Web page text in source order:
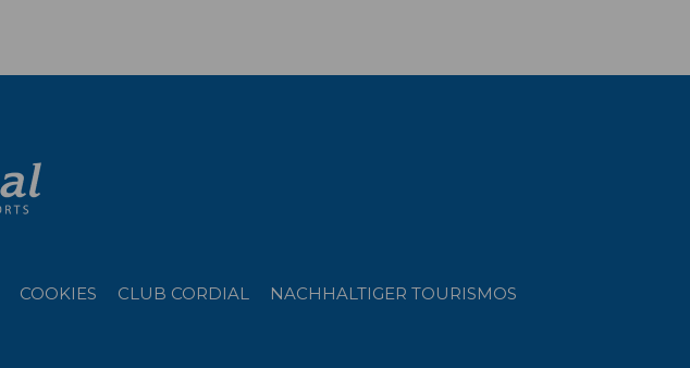
COOKIES CLUB CORDIAL NACHHALTIGER TOURISMOS